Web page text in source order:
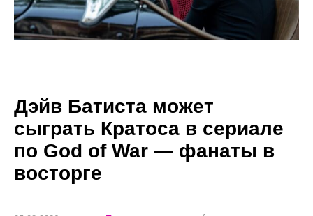
Дэйв Батиста может
сыграть Кратоса в сериале
по God of War — фанаты в
восторге